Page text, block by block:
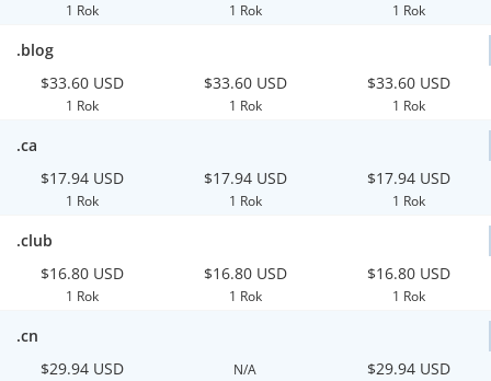
1 Rok 1 Rok 1 Rok
.blog
$33.60 USD
1 Rok
$33.60 USD
1 Rok
$33.60 USD
1 Rok
.ca
$17.94 USD
1 Rok
$17.94 USD
1 Rok
$17.94 USD
1 Rok
.club
$16.80 USD
1 Rok
$16.80 USD
1 Rok
$16.80 USD
1 Rok
.cn
$29.94 USD
N/A $29.94 USD